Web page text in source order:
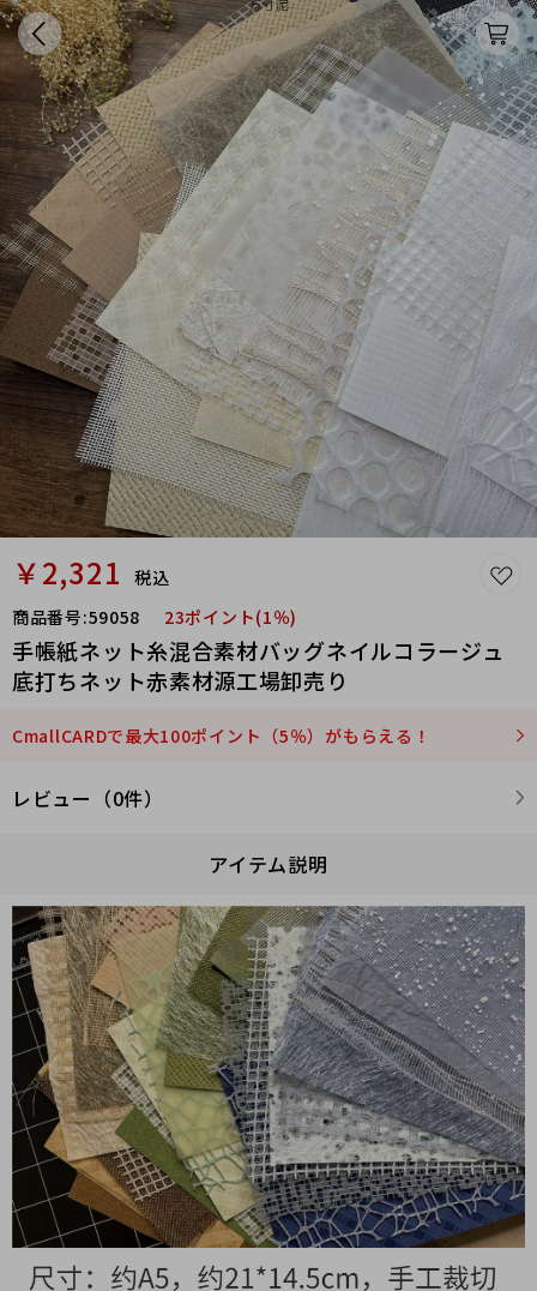
￥2,321
税込
商品番号:59058 23ポイント(1％)
手帳紙ネット糸混合素材バッグネイルコラージュ
底打ちネット赤素材源工場卸売り
CmallCARDで最大100ポイント（5％）がもらえる！
レビュー（0件）
アイテム説明